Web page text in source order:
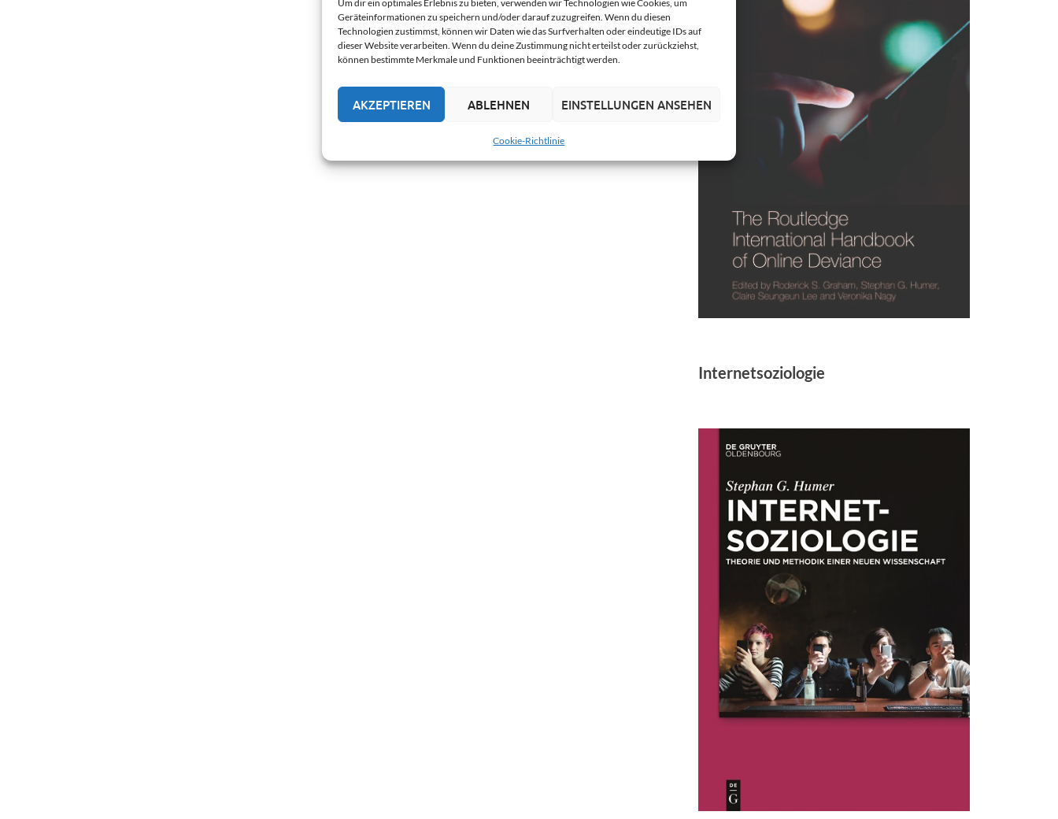
Um dir ein optimales Erlebnis zu bieten, verwenden wir Technologien wie Cookies, um
Geräteinformationen zu speichern und/oder darauf zuzugreifen. Wenn du diesen
Technologien zustimmst, können wir Daten wie das Surfverhalten oder eindeutige IDs auf
dieser Website verarbeiten. Wenn du deine Zustimmung nicht erteilst oder zurückziehst,
können bestimmte Merkmale und Funktionen beeinträchtigt werden.
AKZEPTIEREN ABLEHNEN EINSTELLUNGEN ANSEHEN
Cookie-Richtlinie
Internetsoziologie